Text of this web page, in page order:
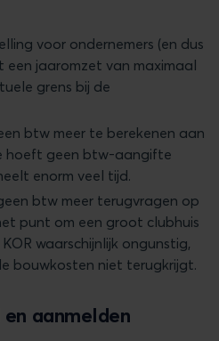
voor ondernemers (en dus
een jaaromzet van maximaal
grens bij de
btw meer te berekenen aan
hoeft geen btw-aangifte
enorm veel tijd.
btw meer terugvragen op
punt om een groot clubhuis
waarschijnlijk ongunstig,
bouwkosten niet terugkrijgt.
aanmelden